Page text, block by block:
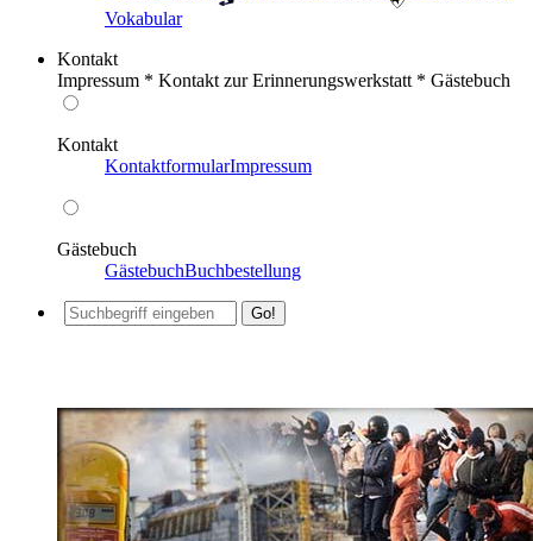
Vokabular
Kontakt
Impressum * Kontakt zur Erinnerungswerkstatt * Gästebuch
Kontakt
KontaktformularImpressum
Gästebuch
GästebuchBuchbestellung